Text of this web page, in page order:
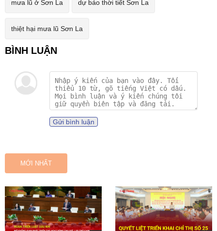
mưa lũ ở Sơn La dự báo thời tiết Sơn La
thiệt hại mưa lũ Sơn La
Gửi bình luận
MỚI NHẤT